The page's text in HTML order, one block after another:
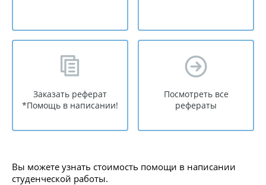
Заказать реферат
*Помощь в написании!
Посмотреть все
рефераты
Вы можете узнать стоимость помощи в написании
студенческой работы.